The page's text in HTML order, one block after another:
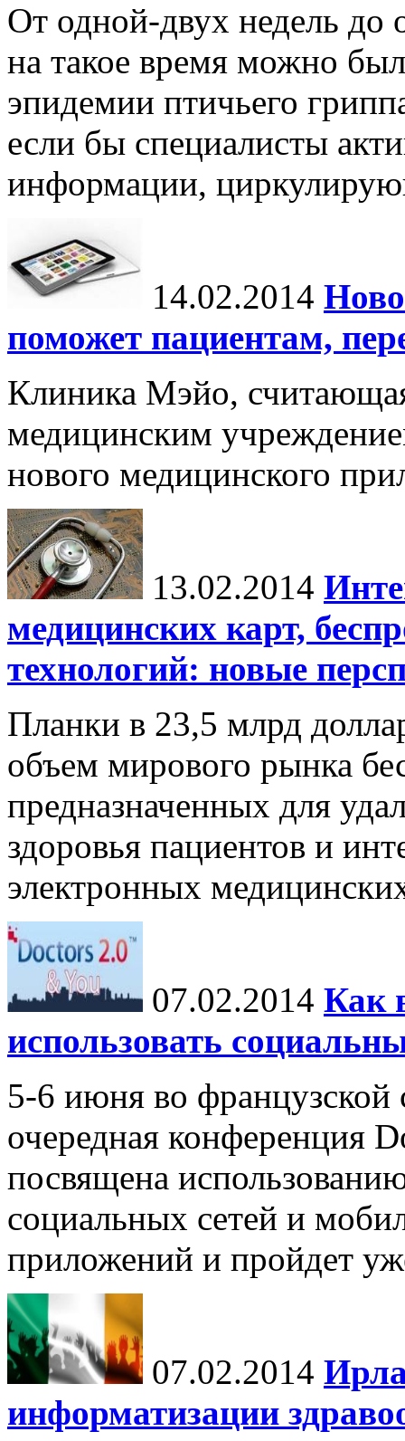
От одной-двух недель
на такое время можно
эпидемии птичьего
если бы специалисты
информации,
14.02.2014
поможет пациентам,
Клиника Мэйо,
медицинским
нового медицинского
13.02.2014
медицинских карт,
технологий: новые
Планки в 23,5 млрд
объем мирового рынка
предназначенных для
здоровья пациентов и
электронных
07.02.2014 Как
использовать
5-6 июня во французской
очередная конференция
посвящена
социальных сетей и
приложений и пройдет
07.02.2014
информатизации